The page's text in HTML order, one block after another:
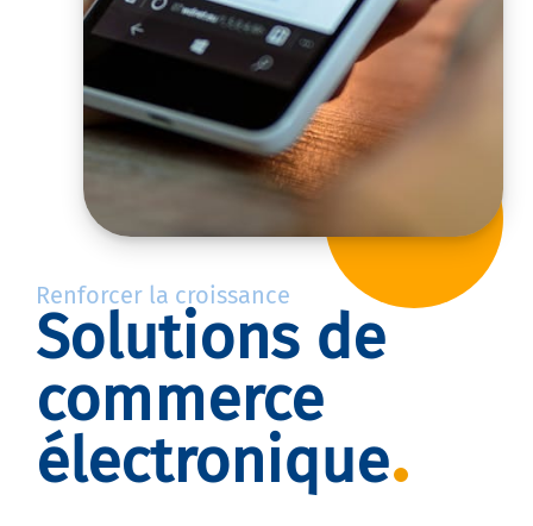
Renforcer la croissance
Solutions de
commerce
électronique